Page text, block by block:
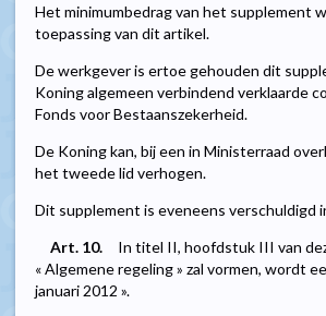
Het minimumbedrag van het supplement
toepassing van dit artikel.
De werkgever is ertoe gehouden dit
Koning algemeen verbindend verklaarde
Fonds voor Bestaanszekerheid.
De Koning kan, bij een in Ministerraad
het tweede lid verhogen.
Dit supplement is eveneens verschuldigd
Art. 10.
In titel II, hoofdstuk III van
« Algemene regeling » zal vormen, wordt
januari 2012 ».